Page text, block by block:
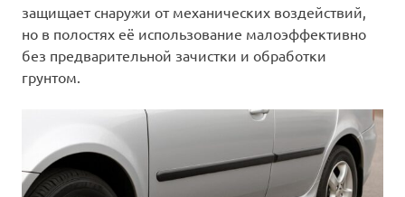
защищает снаружи от механических воздействий,
но в полостях её использование малоэффективно
без предварительной зачистки и обработки
грунтом.